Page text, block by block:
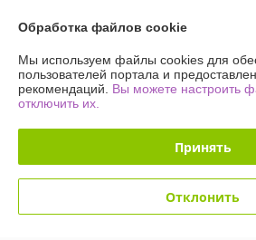
Полная версия сайта
Политика обработки cookies
Сайт создан на платформе Deal.by
Обработка файлов cookie
Мы используем файлы cookies для
пользователей портала и
рекомендаций. Вы можете настроить
отключить их.
Принять
Отклонить